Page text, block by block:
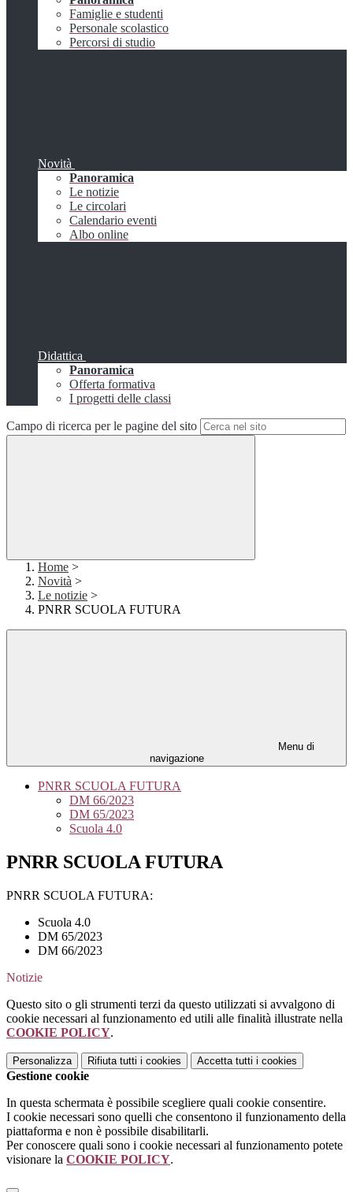
Famiglie e studenti
Personale scolastico
Percorsi di studio
Novità
Panoramica
Le notizie
Le circolari
Calendario eventi
Albo online
Didattica
Panoramica
Offerta formativa
I progetti delle classi
Campo di ricerca per le pagine del sito
Home >
Novità >
Le notizie >
PNRR SCUOLA FUTURA
Menu di
navigazione
PNRR SCUOLA FUTURA
DM 66/2023
DM 65/2023
Scuola 4.0
PNRR SCUOLA FUTURA
PNRR SCUOLA FUTURA:
Scuola 4.0
DM 65/2023
DM 66/2023
Notizie
Questo sito o gli strumenti terzi da questo utilizzati si avvalgono di
cookie necessari al funzionamento ed utili alle finalità illustrate nella
COOKIE POLICY.
Personalizza Rifiuta tutti i cookies Accetta tutti i cookies
Gestione cookie
In questa schermata è possibile scegliere quali cookie consentire.
I cookie necessari sono quelli che consentono il funzionamento della
piattaforma e non è possibile disabilitarli.
Per conoscere quali sono i cookie necessari al funzionamento potete
visionare la COOKIE POLICY.